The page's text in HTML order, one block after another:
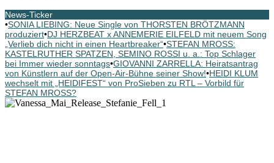
News-Ticker
•SONIA LIEBING: Neue Single von THORSTEN BRÖTZMANN
produziert•DJ HERZBEAT x ANNEMERIE EILFELD mit neuem Song
„Verlieb dich nicht in einen Heartbreaker“•STEFAN MROSS:
KASTELRUTHER SPATZEN, SEMINO ROSSI u. a.: Top Schlager
bei Immer wieder sonntags•GIOVANNI ZARRELLA: Heiratsantrag
von Künstlern auf der Open-Air-Bühne seiner Show!•HEIDI KLUM
wechselt mit „HEIDIFEST“ von ProSieben zu RTL – Vorbild für
STEFAN MROSS?